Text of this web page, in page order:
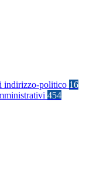
indirizzo-politico 16
454